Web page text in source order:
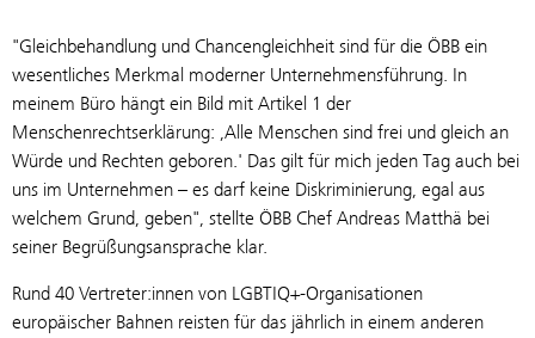
"Gleichbehandlung und Chancengleichheit sind für die ÖBB ein
wesentliches Merkmal moderner Unternehmensführung. In
meinem Büro hängt ein Bild mit Artikel 1 der
Menschenrechtserklärung: ,Alle Menschen sind frei und gleich an
Würde und Rechten geboren.' Das gilt für mich jeden Tag auch bei
uns im Unternehmen – es darf keine Diskriminierung, egal aus
welchem Grund, geben", stellte ÖBB Chef Andreas Matthä bei
seiner Begrüßungsansprache klar.
Rund 40 Vertreter:innen von LGBTIQ+-Organisationen
europäischer Bahnen reisten für das jährlich in einem anderen